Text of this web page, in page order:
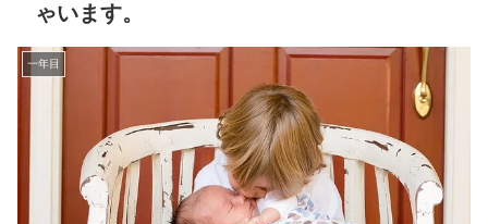
ゃいます。
一年目